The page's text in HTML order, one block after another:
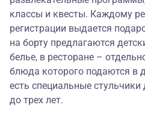
классы и квесты. Каждому
регистрации выдается
на борту предлагаются
белье, в ресторане –
блюда которого подаются в
есть специальные
до трех лет.